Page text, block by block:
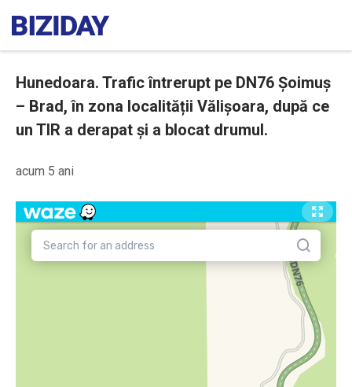
Hunedoara. Trafic întrerupt pe DN76 Șoimuș
– Brad, în zona localității Vălișoara, după ce
un TIR a derapat și a blocat drumul.
acum 5 ani